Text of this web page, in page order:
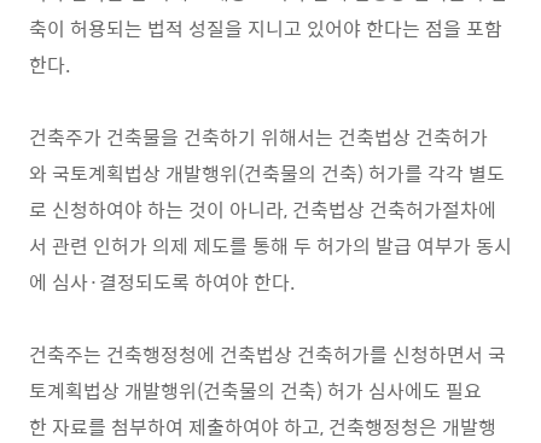
축이 허용되는 법적 성질을 지니고 있어야 한다는 점을 포함
한다.
건축주가 건축물을 건축하기 위해서는 건축법상 건축허가
와 국토계획법상 개발행위(건축물의 건축) 허가를 각각 별도
로 신청하여야 하는 것이 아니라, 건축법상 건축허가절차에
서 관련 인허가 의제 제도를 통해 두 허가의 발급 여부가 동시
에 심사·결정되도록 하여야 한다.
건축주는 건축행정청에 건축법상 건축허가를 신청하면서 국
토계획법상 개발행위(건축물의 건축) 허가 심사에도 필요
한 자료를 첨부하여 제출하여야 하고, 건축행정청은 개발행